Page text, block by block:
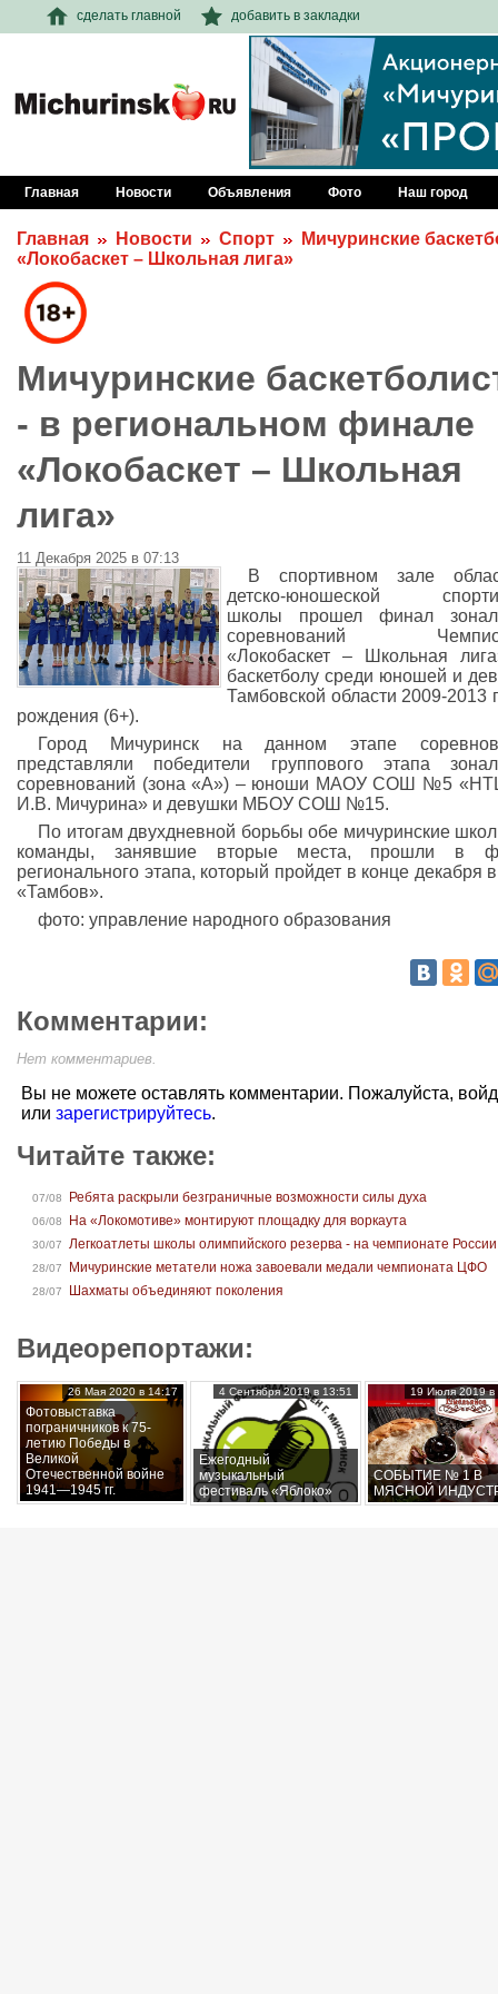
сделать главной добавить в закладки
Главная Новости Объявления Фото Наш город
Главная Новости Спорт
Мичуринские
«Локобаскет – Школьная лига»
Мичуринские
- в региональном финале
«Локобаскет – Школьная
лига»
11 Декабря 2025 в 07:13
В спортивном зале
детско-юношеской
школы прошел финал
соревнований
«Локобаскет – Школьная
баскетболу среди юношей и
Тамбовской области 2009-2013
рождения (6+).
Город Мичуринск на данном этапе
представляли победители группового этапа
соревнований (зона «А») – юноши МАОУ СОШ №5
И.В. Мичурина» и девушки МБОУ СОШ №15.
По итогам двухдневной борьбы обе мичуринские
команды, занявшие вторые места, прошли в
регионального этапа, который пройдет в конце декабря
«Тамбов».
фото: управление народного образования
Комментарии:
Нет комментариев.
Вы не можете оставлять комментарии. Пожалуйста,
или зарегистрируйтесь.
Читайте также:
07/08 Ребята раскрыли безграничные возможности силы духа
06/08 На «Локомотиве» монтируют площадку для воркаута
30/07 Легкоатлеты школы олимпийского резерва - на чемпионате России
28/07 Мичуринские метатели ножа завоевали медали чемпионата ЦФО
28/07 Шахматы объединяют поколения
Видеорепортажи:
Фотовыставка
пограничников к 75-
летию Победы в
Великой
Отечественной войне
1941—1945 гг.
26 Мая 2020 в 14:17
Ежегодный
музыкальный
фестиваль «Яблоко»
4 Сентября 2019 в 13:51
СОБЫТИЕ № 1 В
МЯСНОЙ
19 Июля 2019 в